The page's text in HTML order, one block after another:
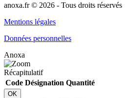
anoxa.fr © 2026 - Tous droits réservés
Mentions légales
Données personnelles
Anoxa
Récapitulatif
Code Désignation Quantité
OK